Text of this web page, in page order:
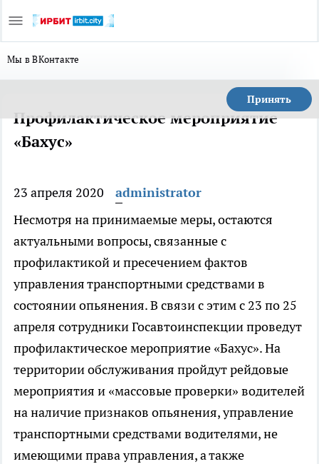
Мы в ВКонтакте
Принять
Профилактическое мероприятие
«Бахус»
23 апреля 2020
administrator
Несмотря на принимаемые меры, остаются
актуальными вопросы, связанные с
профилактикой и пресечением фактов
управления транспортными средствами в
состоянии опьянения. В связи с этим с 23 по 25
апреля сотрудники Госавтоинспекции проведут
профилактическое мероприятие «Бахус». На
территории обслуживания пройдут рейдовые
мероприятия и «массовые проверки» водителей
на наличие признаков опьянения, управление
транспортными средствами водителями, не
имеющими права управления, а также